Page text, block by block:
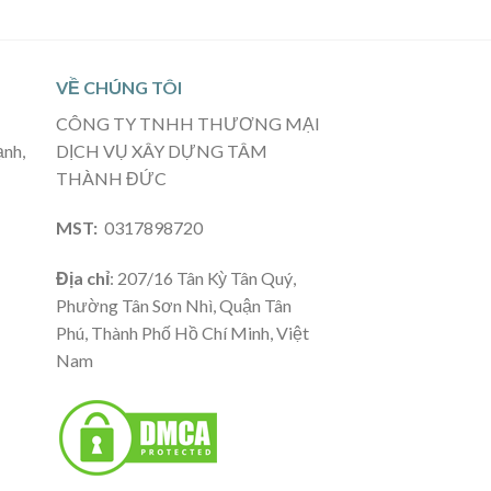
VỀ CHÚNG TÔI
CÔNG TY TNHH THƯƠNG MẠI
DỊCH VỤ XÂY DỰNG TÂM
THÀNH ĐỨC
MST: 0317898720
Địa chỉ: 207/16 Tân Kỳ Tân Quý,
Phường Tân Sơn Nhì, Quận Tân
Phú, Thành Phố Hồ Chí Minh, Việt
Nam